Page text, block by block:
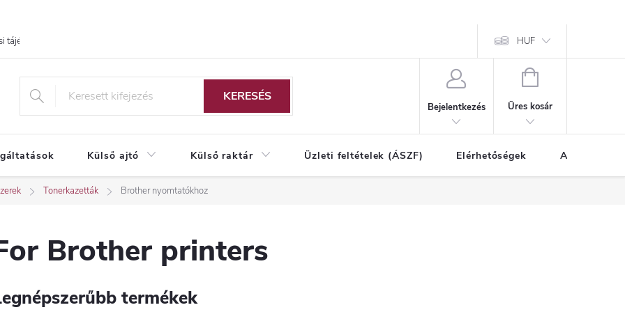
tájékoztató HUF
KERESÉS
Bejelentkezés
KOSÁR
Üres kosár
Külső ajtó Külső raktár Üzleti feltételek (ÁSZF) Elérhetőségek A vásárlás
Tonerkazetták Brother nyomtatókhoz
Brother printers
termékek